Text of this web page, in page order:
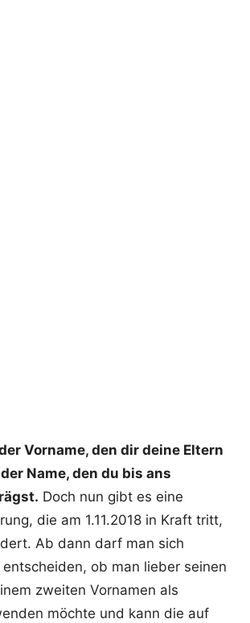
Vorname, den dir deine Eltern
Name, den du bis ans
Doch nun gibt es eine
die am 1.11.2018 in Kraft tritt,
Ab dann darf man sich
ob man lieber seinen
zweiten Vornamen als
möchte und kann die auf